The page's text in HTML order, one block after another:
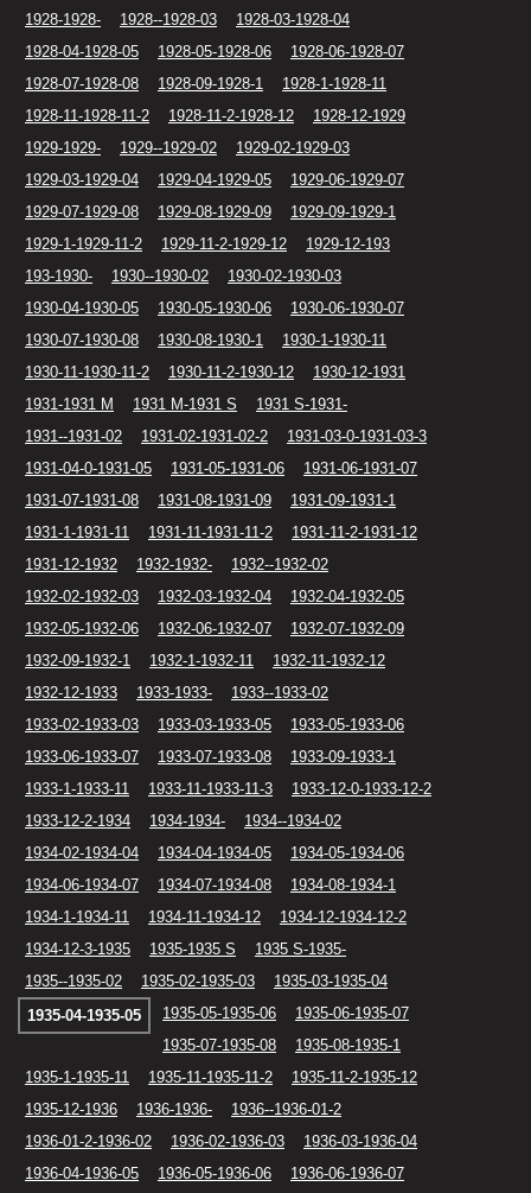
1928-1928- 1928--1928-03
1928-03-1928-04
1928-04-1928-05
1928-05-1928-06
1928-06-1928-07
1928-07-1928-08
1928-09-1928-1
1928-1-1928-11
1928-11-1928-11-2
1928-11-2-1928-12
1928-12-1929
1929-1929-
1929--1929-02
1929-02-1929-03
1929-03-1929-04
1929-04-1929-05
1929-06-1929-07
1929-07-1929-08
1929-08-1929-09
1929-09-1929-1
1929-1-1929-11-2
1929-11-2-1929-12
1929-12-193
193-1930-
1930--1930-02
1930-02-1930-03
1930-04-1930-05
1930-05-1930-06
1930-06-1930-07
1930-07-1930-08
1930-08-1930-1
1930-1-1930-11
1930-11-1930-11-2
1930-11-2-1930-12
1930-12-1931
1931-1931 M
1931 M-1931 S
1931 S-1931-
1931--1931-02
1931-02-1931-02-2
1931-03-0-1931-03-3
1931-04-0-1931-05
1931-05-1931-06
1931-06-1931-07
1931-07-1931-08
1931-08-1931-09
1931-09-1931-1
1931-1-1931-11
1931-11-1931-11-2
1931-11-2-1931-12
1931-12-1932
1932-1932-
1932--1932-02
1932-02-1932-03
1932-03-1932-04
1932-04-1932-05
1932-05-1932-06
1932-06-1932-07
1932-07-1932-09
1932-09-1932-1
1932-1-1932-11
1932-11-1932-12
1932-12-1933
1933-1933-
1933--1933-02
1933-02-1933-03
1933-03-1933-05
1933-05-1933-06
1933-06-1933-07
1933-07-1933-08
1933-09-1933-1
1933-1-1933-11
1933-11-1933-11-3
1933-12-0-1933-12-2
1933-12-2-1934
1934-1934-
1934--1934-02
1934-02-1934-04
1934-04-1934-05
1934-05-1934-06
1934-06-1934-07
1934-07-1934-08
1934-08-1934-1
1934-1-1934-11
1934-11-1934-12
1934-12-1934-12-2
1934-12-3-1935
1935-1935 S
1935 S-1935-
1935--1935-02
1935-02-1935-03
1935-03-1935-04
1935-04-1935-05
1935-05-1935-06
1935-06-1935-07
1935-07-1935-08
1935-08-1935-1
1935-1-1935-11
1935-11-1935-11-2
1935-11-2-1935-12
1935-12-1936
1936-1936-
1936--1936-01-2
1936-01-2-1936-02
1936-02-1936-03
1936-03-1936-04
1936-04-1936-05
1936-05-1936-06
1936-06-1936-07